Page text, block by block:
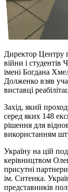
Директор Центру
війни і студентів
імені Богдана
Долженко взяв
виставці
Захід, який
серед яких 148
рішення для
використанням
Україну на цій
керівництвом
присутні партнери
ім. Ситенка.
представників